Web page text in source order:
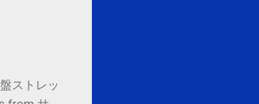
ストレッ